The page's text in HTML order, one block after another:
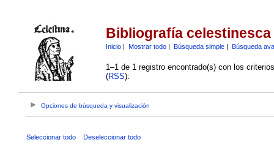
Bibliografía celestinesca
Inicio| Mostrar todo| Búsqueda simple| Búsqueda
1–1 de 1 registro encontrado(s) con los
(RSS):
Opciones de búsqueda y visualización
Seleccionar todo Deseleccionar todo